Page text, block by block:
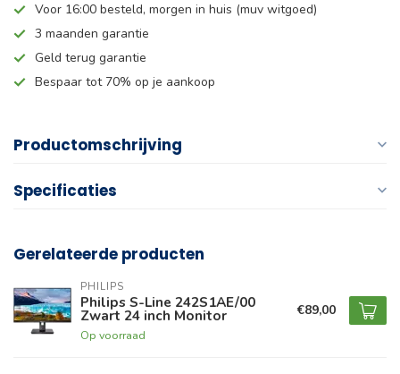
Voor 16:00 besteld, morgen in huis (muv witgoed)
3 maanden garantie
Geld terug garantie
Bespaar tot 70% op je aankoop
Productomschrijving
Specificaties
Gerelateerde producten
PHILIPS
Philips S-Line 242S1AE/00
Zwart 24 inch Monitor
Op voorraad
€89,00